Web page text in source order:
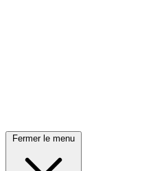
Fermer le menu